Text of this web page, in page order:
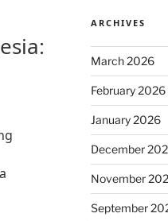
ARCHIVES
March 2026
February 2026
January 2026
December
November
September